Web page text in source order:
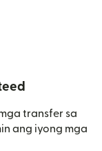
transfer sa
ang iyong mga